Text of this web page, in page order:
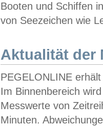
Booten und Schiffen
von Seezeichen wie
Aktualität der
PEGELONLINE
Im Binnenbereich
Messwerte von
Minuten.